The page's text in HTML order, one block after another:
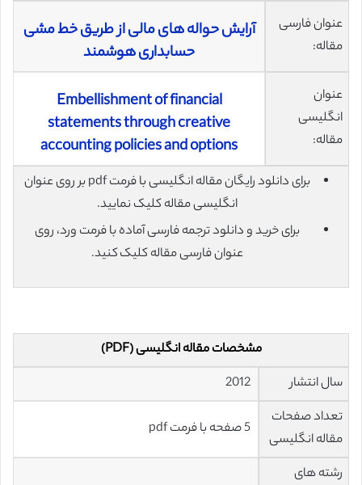
عنوان فارسی
مقاله:
آرایش حواله های مالی از طریق خط مشی
حسابداری هوشمند
عنوان
انگلیسی
مقاله:
Embellishment of financial
statements through creative
accounting policies and options
برای دانلود رایگان مقاله انگلیسی با فرمت pdf بر روی عنوان
انگلیسی مقاله کلیک نمایید.
برای خرید و دانلود ترجمه فارسی آماده با فرمت ورد، روی
عنوان فارسی مقاله کلیک کنید.
مشخصات مقاله انگلیسی (PDF)
سال انتشار
تعداد صفحات
مقاله انگلیسی
رشته های